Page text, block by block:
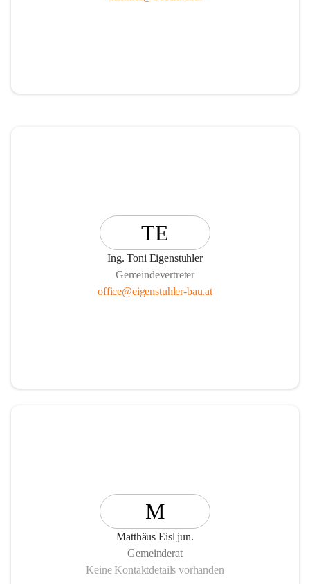
TE
Ing. Toni Eigenstuhler
Gemeindevertreter
office@eigenstuhler-bau.at
M
Matthäus Eisl jun.
Gemeinderat
Keine Kontaktdetails vorhanden